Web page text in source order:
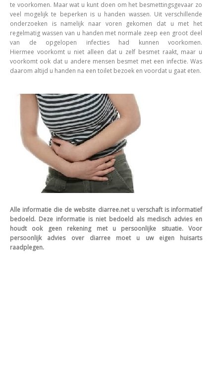
te voorkomen. Maar wat u kunt doen om het besmettingsgevaar zo
veel mogelijk te beperken is u handen wassen. Uit verschillende
onderzoeken is namelijk naar voren gekomen dat u met het
regelmatig wassen van u handen met normale zeep een groot deel
van de opgelopen infecties had kunnen voorkomen.
Hiermee voorkomt u niet alleen dat u zelf besmet raakt, maar u
voorkomt ook dat u andere mensen besmet met een infectie. Was
daarom altijd u handen na een toilet bezoek en voordat u gaat eten.
Alle informatie die de website diarree.net u verschaft is informatief
bedoeld. Deze informatie is niet bedoeld als medisch advies en
houdt ook geen rekening met u persoonlijke situatie. Voor
persoonlijk advies over diarree moet u uw eigen huisarts
raadplegen.